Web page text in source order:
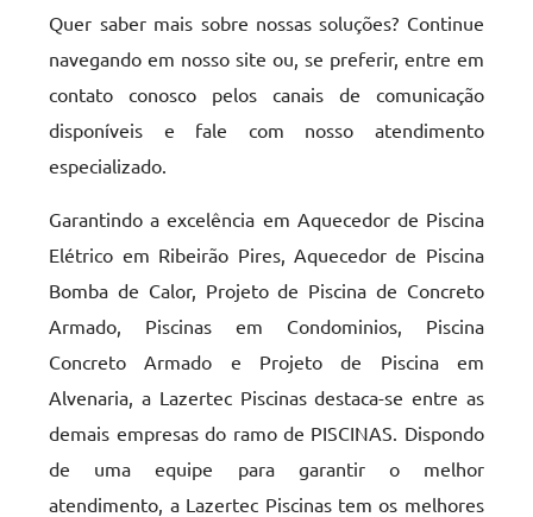
Quer saber mais sobre nossas soluções? Continue
navegando em nosso site ou, se preferir, entre em
contato conosco pelos canais de comunicação
disponíveis e fale com nosso atendimento
especializado.
Garantindo a excelência em Aquecedor de Piscina
Elétrico em Ribeirão Pires, Aquecedor de Piscina
Bomba de Calor, Projeto de Piscina de Concreto
Armado, Piscinas em Condominios, Piscina
Concreto Armado e Projeto de Piscina em
Alvenaria, a Lazertec Piscinas destaca-se entre as
demais empresas do ramo de PISCINAS. Dispondo
de uma equipe para garantir o melhor
atendimento, a Lazertec Piscinas tem os melhores